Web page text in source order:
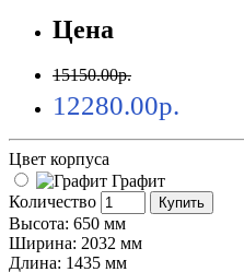
Цена
15150.00р.
12280.00р.
Цвет корпуса
Графит
Количество
Купить
Высота: 650 мм
Ширина: 2032 мм
Длина: 1435 мм